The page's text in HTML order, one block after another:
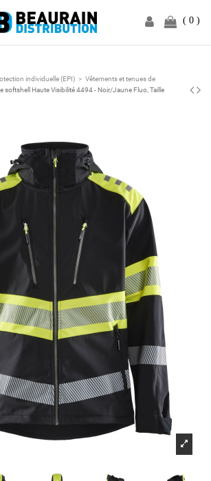
0
individuelle (EPI)
Vêtements et tenues de
softshell Haute Visibilité 4494 - Noir/Jaune Fluo, Taille